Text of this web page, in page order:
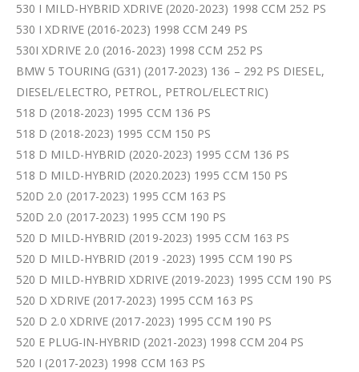
530 I MILD-HYBRID XDRIVE (2020-2023) 1998 CCM 252 PS
530 I XDRIVE (2016-2023) 1998 CCM 249 PS
530I XDRIVE 2.0 (2016-2023) 1998 CCM 252 PS
BMW 5 TOURING (G31) (2017-2023) 136 – 292 PS DIESEL,
DIESEL/ELECTRO, PETROL, PETROL/ELECTRIC)
518 D (2018-2023) 1995 CCM 136 PS
518 D (2018-2023) 1995 CCM 150 PS
518 D MILD-HYBRID (2020-2023) 1995 CCM 136 PS
518 D MILD-HYBRID (2020.2023) 1995 CCM 150 PS
520D 2.0 (2017-2023) 1995 CCM 163 PS
520D 2.0 (2017-2023) 1995 CCM 190 PS
520 D MILD-HYBRID (2019-2023) 1995 CCM 163 PS
520 D MILD-HYBRID (2019 -2023) 1995 CCM 190 PS
520 D MILD-HYBRID XDRIVE (2019-2023) 1995 CCM 190 PS
520 D XDRIVE (2017-2023) 1995 CCM 163 PS
520 D 2.0 XDRIVE (2017-2023) 1995 CCM 190 PS
520 E PLUG-IN-HYBRID (2021-2023) 1998 CCM 204 PS
520 I (2017-2023) 1998 CCM 163 PS